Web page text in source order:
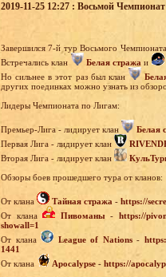
2019-11-25 12:27 : Восьмой
Завершился 7-й тур Восьмого
Встречались клан
Белая стража и
Но сильнее в этот раз был клан
других поединках можно узнать из
Лидеры Чемпионата по Лигам:
Премьер-Лига - лидирует клан Белая
Первая Лига - лидирует клан
Вторая Лига - лидирует клан
Обзоры боев прошедшего тура от кланов:
От клана Тайная стража - https://
От клана
Пивоманы-https://
showall=1
От клана
League of Nations-
1441
От клана
Apocalypse - https://